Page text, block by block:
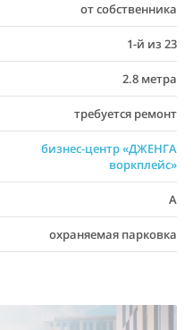
от собственника
1-й из 23
2.8 метра
требуется ремонт
бизнес-центр «ДЖЕНГА
воркплейс»
A
охраняемая парковка